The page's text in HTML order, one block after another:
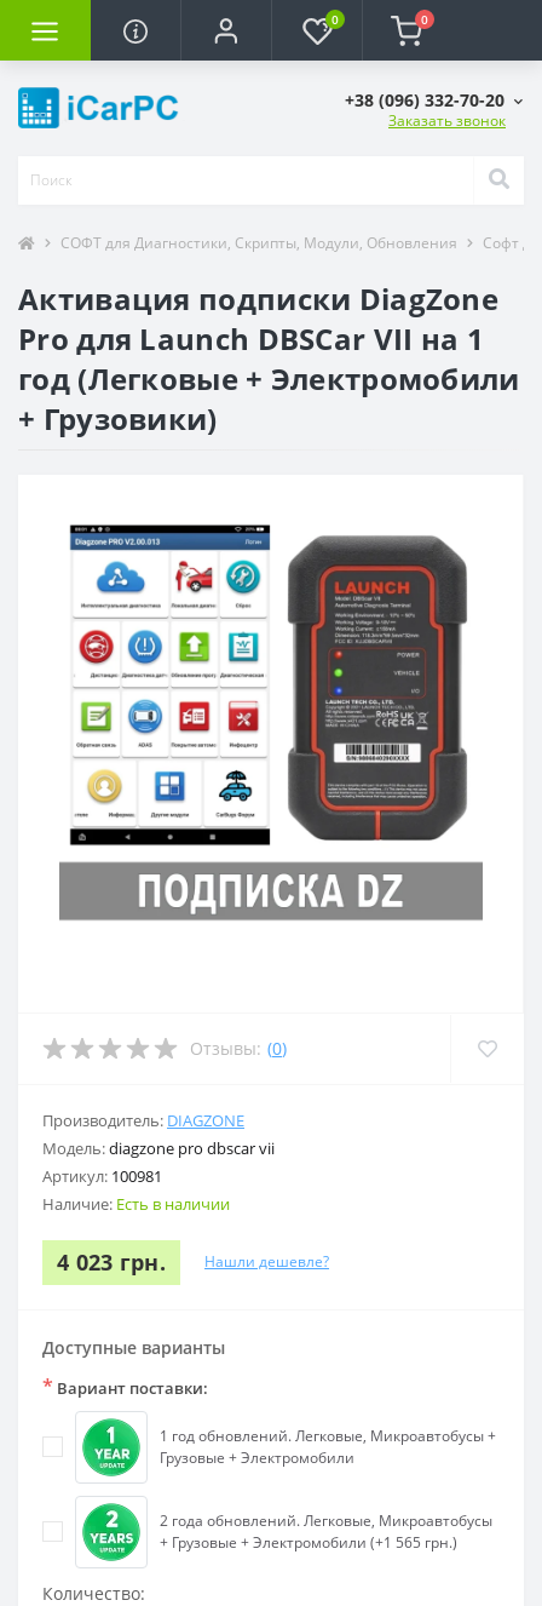
0 0
+38 (096) 332-70-20
Заказать звонок
СОФТ для Диагностики, Скрипты, Модули, Обновления Софт
Активация подписки DiagZone
Pro для Launch DBSCar VII на 1
год (Легковые + Электромобили
+ Грузовики)
Отзывы: (0)
Производитель: DIAGZONE
Модель:diagzone pro dbscar vii
Артикул: 100981
Наличие: Есть в наличии
4 023 грн. Нашли дешевле?
Доступные варианты
* Вариант поставки:
1 год обновлений. Легковые, Микроавтобусы +
Грузовые + Электромобили
2 года обновлений. Легковые, Микроавтобусы
+ Грузовые + Электромобили (+1 565 грн.)
Количество: